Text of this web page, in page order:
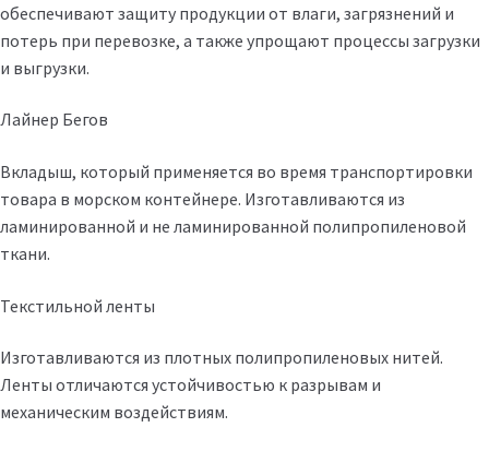
обеспечивают защиту продукции от влаги, загрязнений и
потерь при перевозке, а также упрощают процессы загрузки
и выгрузки.
Лайнер Бегов
Вкладыш, который применяется во время транспортировки
товара в морском контейнере. Изготавливаются из
ламинированной и не ламинированной полипропиленовой
ткани.
Текстильной ленты
Изготавливаются из плотных полипропиленовых нитей.
Ленты отличаются устойчивостью к разрывам и
механическим воздействиям.